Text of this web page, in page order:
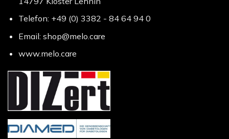
Telefon: +49 (0) 3382 - 84 64 94 0
Email: shop@melo.care
www.melo.care